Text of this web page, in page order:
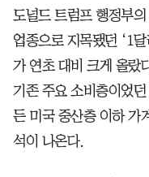
도널드 트럼프 행정부
업종으로 지목됐던 ‘1
가 연초 대비 크게 올랐
기존 주요 소비층이었
든 미국 중산층 이하 가
석이 나온다.